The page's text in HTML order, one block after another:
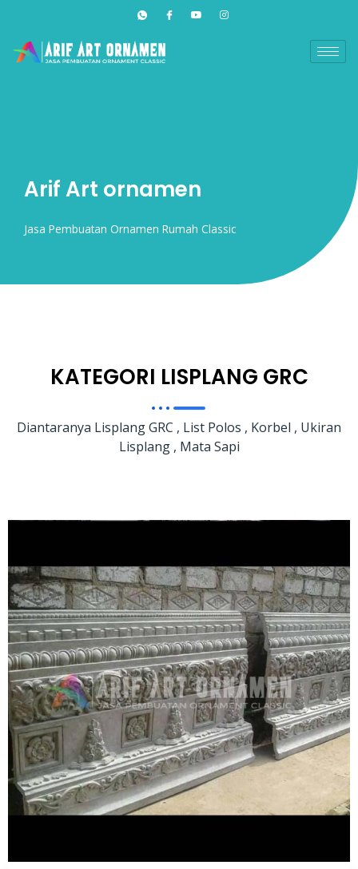
konten
Arif Art ornamen
Jasa Pembuatan Ornamen Rumah Classic
KATEGORI LISPLANG GRC
Diantaranya Lisplang GRC , List Polos , Korbel , Ukiran
Lisplang , Mata Sapi